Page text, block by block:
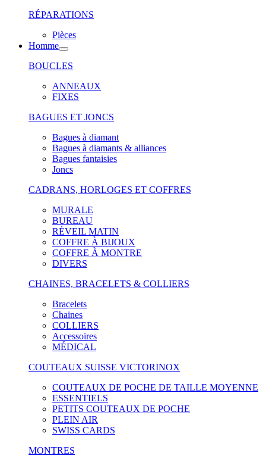
RÉPARATIONS
Pièces
Homme
BOUCLES
ANNEAUX
FIXES
BAGUES ET JONCS
Bagues à diamant
Bagues à diamants & alliances
Bagues fantaisies
Joncs
CADRANS, HORLOGES ET COFFRES
MURALE
BUREAU
RÉVEIL MATIN
COFFRE À BIJOUX
COFFRE À MONTRE
DIVERS
CHAINES, BRACELETS & COLLIERS
Bracelets
Chaines
COLLIERS
Accessoires
MÉDICAL
COUTEAUX SUISSE VICTORINOX
COUTEAUX DE POCHE DE TAILLE MOYENNE
ESSENTIELS
PETITS COUTEAUX DE POCHE
PLEIN AIR
SWISS CARDS
MONTRES